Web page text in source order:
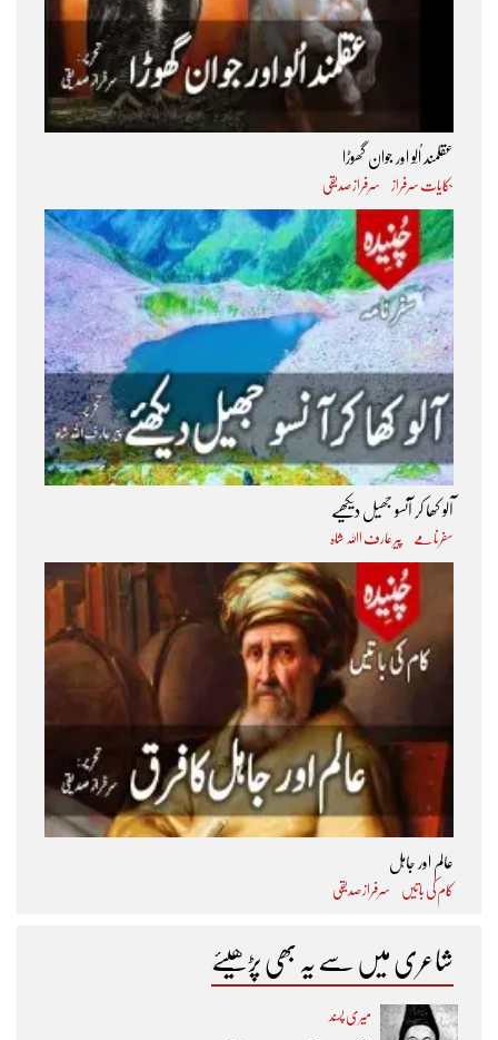
عقلمند اُلّو اور جوان گھوڑا
حکایات سرفراز سرفراز صدیقی
آلو کھا کر آنسو جھیل دیکھیے
سفرنامے پیر عارف اﷲ شاہ
عالم اور جاہل
کام کی باتیں سرفراز صدیقی
شاعری میں سے یہ بھی پڑھیئے
میری پسند